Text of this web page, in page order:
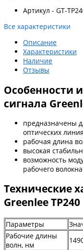
Артикул - GT-
Все характеристики
Описание
Характеристики
Наличие
Отзывы
Особенности
сигнала
предназначены
оптических
рабочая длина
высокая
возможность
рабочего
Технические
Greenlee TP240
Параметры
Рабочие длины
волн, нм